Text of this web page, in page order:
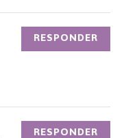
RESPONDER
RESPONDER